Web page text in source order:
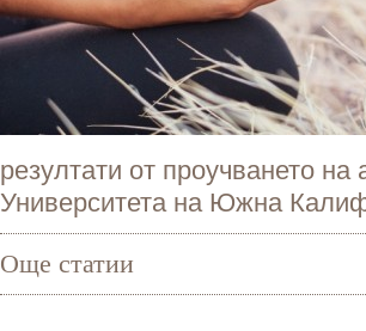
резултати от проучването
Университета на Южна
Още статии